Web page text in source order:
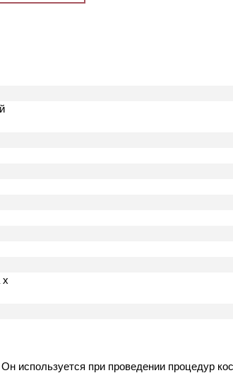
х
используется при проведении процедур